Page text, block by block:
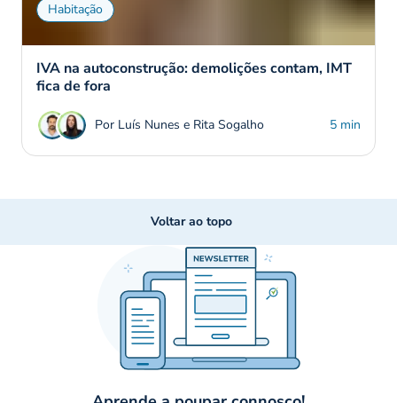
Habitação
IVA na autoconstrução: demolições contam, IMT
fica de fora
Por Luís Nunes e Rita Sogalho 5 min
Voltar ao topo